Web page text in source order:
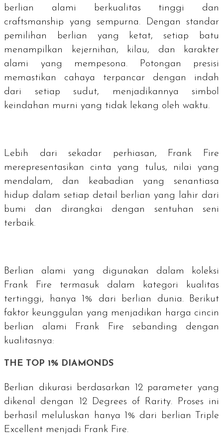
berlian alami berkualitas tinggi dan
craftsmanship yang sempurna. Dengan standar
pemilihan berlian yang ketat, setiap batu
menampilkan kejernihan, kilau, dan karakter
alami yang mempesona. Potongan presisi
memastikan cahaya terpancar dengan indah
dari setiap sudut, menjadikannya simbol
keindahan murni yang tidak lekang oleh waktu.
Lebih dari sekadar perhiasan, Frank Fire
merepresentasikan cinta yang tulus, nilai yang
mendalam, dan keabadian yang senantiasa
hidup dalam setiap detail berlian yang lahir dari
bumi dan dirangkai dengan sentuhan seni
terbaik.
Berlian alami yang digunakan dalam koleksi
Frank Fire termasuk dalam kategori kualitas
tertinggi, hanya 1% dari berlian dunia. Berikut
faktor keunggulan yang menjadikan harga cincin
berlian alami Frank Fire sebanding dengan
kualitasnya:
THE TOP 1% DIAMONDS
Berlian dikurasi berdasarkan 12 parameter yang
dikenal dengan
12 Degrees of Rarity. Proses ini
berhasil meluluskan hanya 1% dari berlian
Triple
Excellent menjadi Frank Fire.